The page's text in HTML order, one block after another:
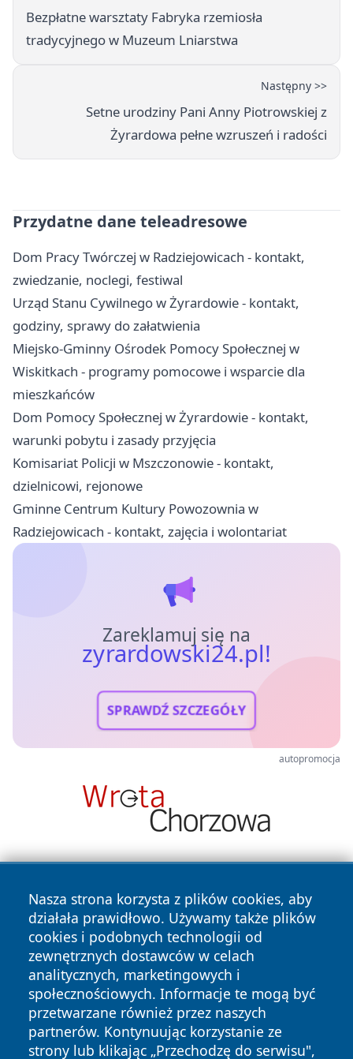
Bezpłatne warsztaty Fabryka rzemiosła
tradycyjnego w Muzeum Lniarstwa
Następny >>
Setne urodziny Pani Anny Piotrowskiej z
Żyrardowa pełne wzruszeń i radości
Przydatne dane teleadresowe
Dom Pracy Twórczej w Radziejowicach - kontakt,
zwiedzanie, noclegi, festiwal
Urząd Stanu Cywilnego w Żyrardowie - kontakt,
godziny, sprawy do załatwienia
Miejsko-Gminny Ośrodek Pomocy Społecznej w
Wiskitkach - programy pomocowe i wsparcie dla
mieszkańców
Dom Pomocy Społecznej w Żyrardowie - kontakt,
warunki pobytu i zasady przyjęcia
Komisariat Policji w Mszczonowie - kontakt,
dzielnicowi, rejonowe
Gminne Centrum Kultury Powozownia w
Radziejowicach - kontakt, zajęcia i wolontariat
Zareklamuj się na
zyrardowski24.pl!
SPRAWDŹ SZCZEGÓŁY
autopromocja
Nasza strona korzysta z plików cookies, aby
działała prawidłowo. Używamy także plików
cookies i podobnych technologii od
zewnętrznych dostawców w celach
analitycznych, marketingowych i
społecznościowych. Informacje te mogą być
przetwarzane również przez naszych
partnerów. Kontynuując korzystanie ze
strony lub klikając „Przechodzę do serwisu",
Copyright © 2026 zyrardowski24.pl Wszystkie prawa
zastrzeżone.
News Autorzy
Polityka
Prywatności
Polityka
Cookies